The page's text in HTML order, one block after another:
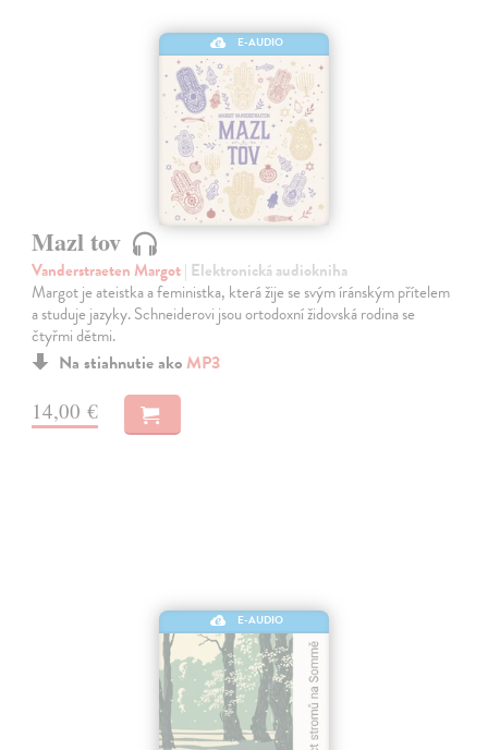
E-AUDIO
Mazl tov
Vanderstraeten Margot| Elektronická audiokniha
Margot je ateistka a feministka, která žije se svým íránským přítelem
a studuje jazyky. Schneiderovi jsou ortodoxní židovská rodina se
čtyřmi dětmi.
Na stiahnutie ako MP3
14,00 €
E-AUDIO